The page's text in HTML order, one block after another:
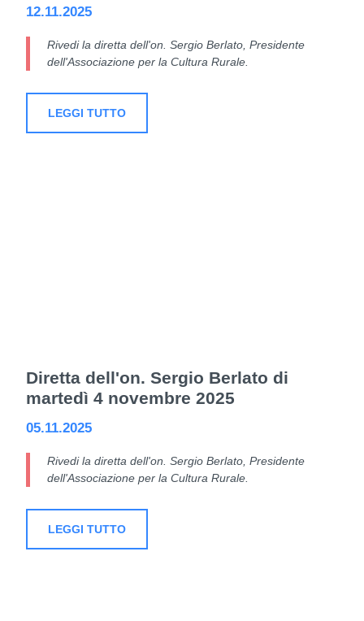
12.11.2025
Rivedi la diretta dell'on. Sergio Berlato, Presidente
dell'Associazione per la Cultura Rurale.
LEGGI TUTTO
Diretta dell'on. Sergio Berlato di
martedì 4 novembre 2025
05.11.2025
Rivedi la diretta dell'on. Sergio Berlato, Presidente
dell'Associazione per la Cultura Rurale.
LEGGI TUTTO